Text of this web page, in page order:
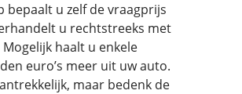
bepaalt u zelf de vraagprijs
u rechtstreeks met
haalt u enkele
euro’s meer uit uw auto.
maar bedenk de